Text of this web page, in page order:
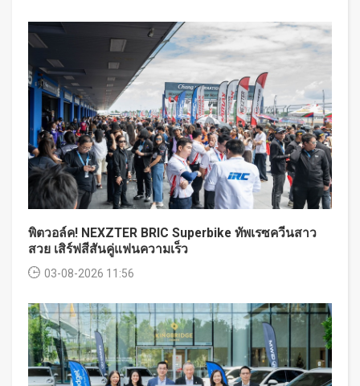
พิตวอล์ค! NEXZTER BRIC Superbike ทัพเรซควีนสาว
สวย เสิร์ฟสีสันคู่แฟนความเร็ว
03-08-2026 11:56